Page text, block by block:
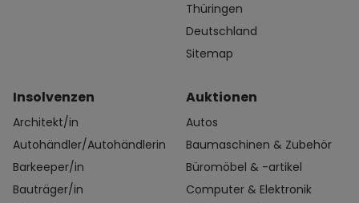
Thüringen
Deutschland
Sitemap
Insolvenzen
Architekt/in
Autohändler/Autohändlerin
Barkeeper/in
Bauträger/in
Auktionen
Autos
Baumaschinen & Zubehör
Büromöbel & -artikel
Computer & Elektronik